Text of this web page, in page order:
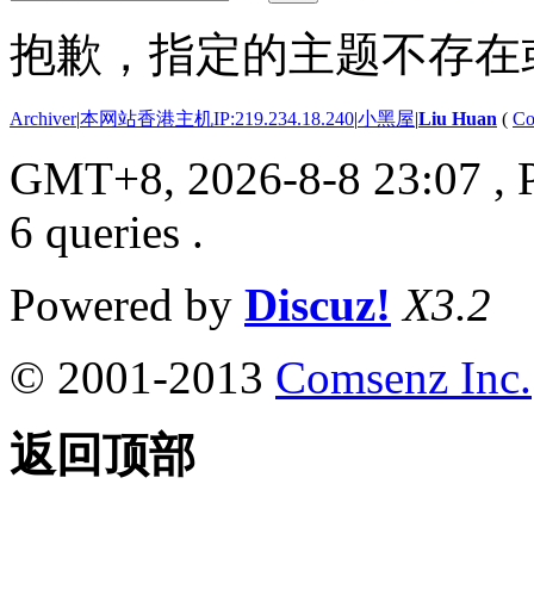
抱歉，指定的主题不存
Archiver|本网站香港主机IP:219.234.18.240|小黑屋|Liu Huan (
GMT+8, 2026-8-8 23:07 ,
6 queries .
Powered by Discuz! X3.2
© 2001-2013 Comsenz Inc.
返回顶部